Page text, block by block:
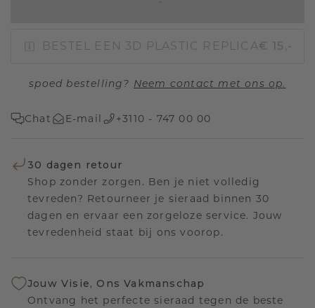
BESTEL EEN 3D PLASTIC REPLICA€ 15,-
spoed bestelling? Neem contact met ons op.
Chat E-mail +3110 - 747 00 00
30 dagen retour
Shop zonder zorgen. Ben je niet volledig
tevreden? Retourneer je sieraad binnen 30
dagen en ervaar een zorgeloze service. Jouw
tevredenheid staat bij ons voorop.
Jouw Visie, Ons Vakmanschap
Ontvang het perfecte sieraad tegen de beste